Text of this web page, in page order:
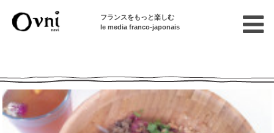
フランスをもっと楽しむ
le media franco-japonais